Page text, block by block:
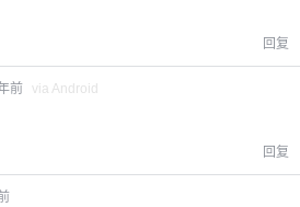
回复
前 via Android
回复
内容，请购买会员或者提升权